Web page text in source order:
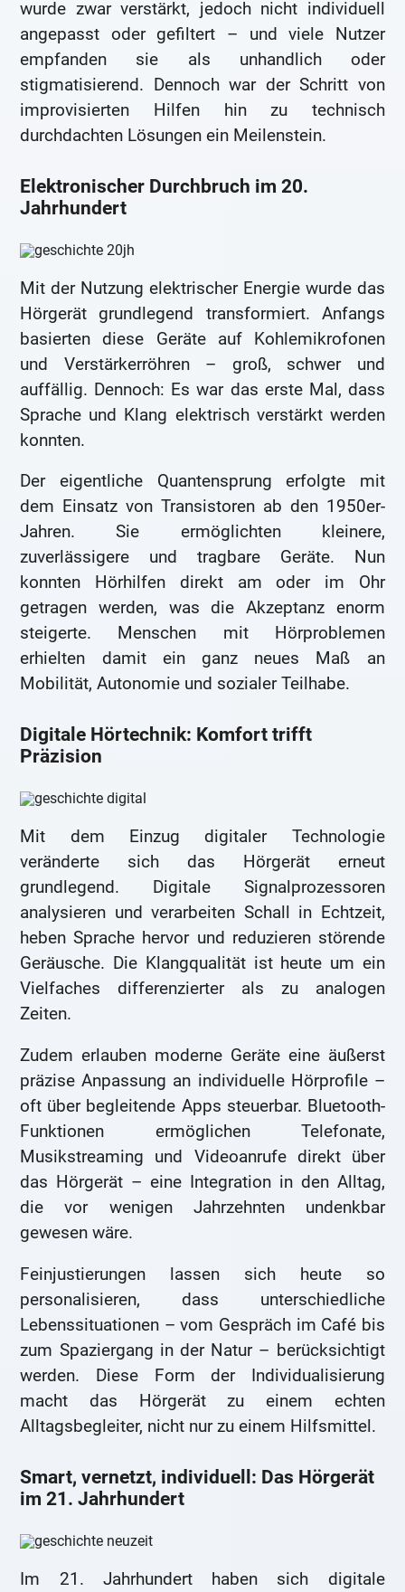
wurde zwar verstärkt, jedoch nicht individuell
angepasst oder gefiltert – und viele Nutzer
empfanden sie als unhandlich oder
stigmatisierend. Dennoch war der Schritt von
improvisierten Hilfen hin zu technisch
durchdachten Lösungen ein Meilenstein.
Elektronischer Durchbruch im 20.
Jahrhundert
Mit der Nutzung elektrischer Energie wurde das
Hörgerät grundlegend transformiert. Anfangs
basierten diese Geräte auf Kohlemikrofonen
und Verstärkerröhren – groß, schwer und
auffällig. Dennoch: Es war das erste Mal, dass
Sprache und Klang elektrisch verstärkt werden
konnten.
Der eigentliche Quantensprung erfolgte mit
dem Einsatz von Transistoren ab den 1950er-
Jahren. Sie ermöglichten kleinere,
zuverlässigere und tragbare Geräte. Nun
konnten Hörhilfen direkt am oder im Ohr
getragen werden, was die Akzeptanz enorm
steigerte. Menschen mit Hörproblemen
erhielten damit ein ganz neues Maß an
Mobilität, Autonomie und sozialer Teilhabe.
Digitale Hörtechnik: Komfort trifft
Präzision
Mit dem Einzug digitaler Technologie
veränderte sich das Hörgerät erneut
grundlegend. Digitale Signalprozessoren
analysieren und verarbeiten Schall in Echtzeit,
heben Sprache hervor und reduzieren störende
Geräusche. Die Klangqualität ist heute um ein
Vielfaches differenzierter als zu analogen
Zeiten.
Zudem erlauben moderne Geräte eine äußerst
präzise Anpassung an individuelle Hörprofile –
oft über begleitende Apps steuerbar. Bluetooth-
Funktionen ermöglichen Telefonate,
Musikstreaming und Videoanrufe direkt über
das Hörgerät – eine Integration in den Alltag,
die vor wenigen Jahrzehnten undenkbar
gewesen wäre.
Feinjustierungen lassen sich heute so
personalisieren, dass unterschiedliche
Lebenssituationen – vom Gespräch im Café bis
zum Spaziergang in der Natur – berücksichtigt
werden. Diese Form der Individualisierung
macht das Hörgerät zu einem echten
Alltagsbegleiter, nicht nur zu einem Hilfsmittel.
Smart, vernetzt, individuell: Das Hörgerät
im 21. Jahrhundert
Im 21. Jahrhundert haben sich digitale